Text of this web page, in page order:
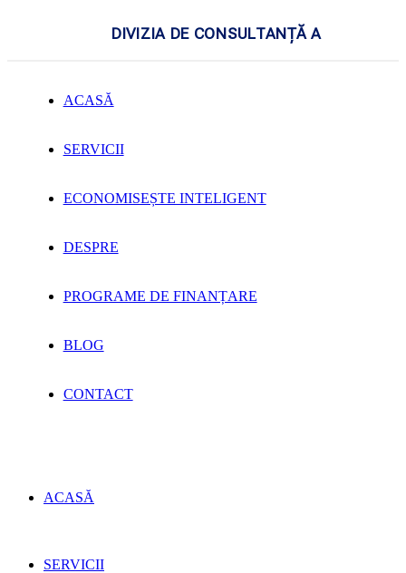
DIVIZIA DE CONSULTANȚĂ A
ACASĂ
SERVICII
ECONOMISEȘTE INTELIGENT
DESPRE
PROGRAME DE FINANȚARE
BLOG
CONTACT
ACASĂ
SERVICII